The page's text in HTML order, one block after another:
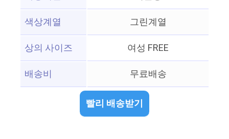
색상계열
그린계열
상의 사이즈
여성 FREE
배송비
무료배송
빨리 배송받기